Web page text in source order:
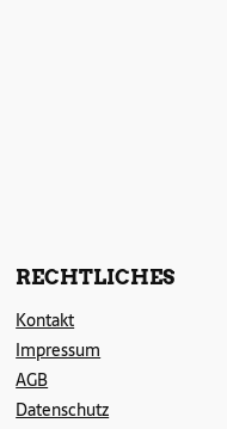
RECHTLICHES
Kontakt
Impressum
AGB
Datenschutz